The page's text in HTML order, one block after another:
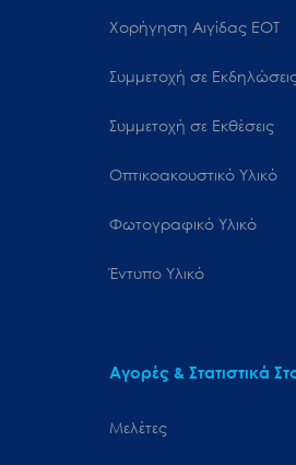
Χορήγηση Αιγίδας ΕΟΤ
Συμμετοχή σε
Συμμετοχή σε Εκθέσεις
Οπτικοακουστικό Υλικό
Φωτογραφικό Υλικό
Έντυπο Υλικό
Αγορές & Στατιστικά
Μελέτες